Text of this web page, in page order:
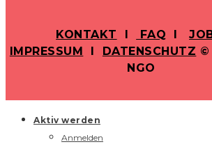
KONTAKT I FAQ I
IMPRESSUM I DATENSCHUTZ ©
NGO
Aktiv werden
Anmelden